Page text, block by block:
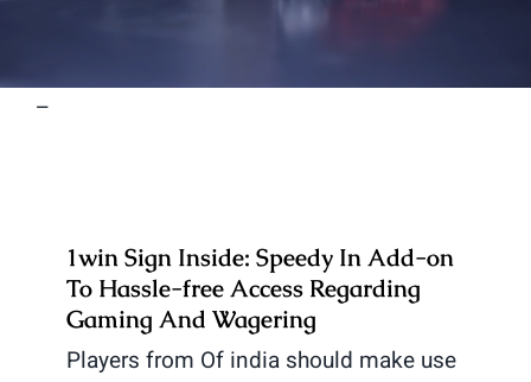
–
1win Sign Inside: Speedy In Add-on
To Hassle-free Access Regarding
Gaming And Wagering
Players from Of india should make use